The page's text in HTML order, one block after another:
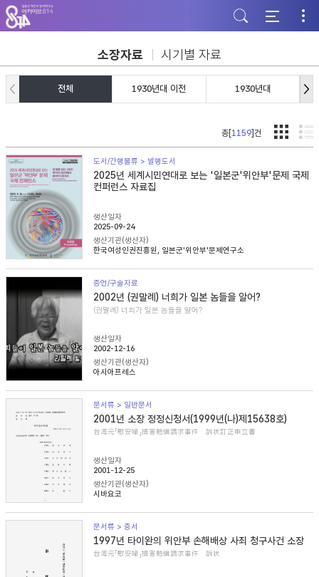
주
메
뉴
가
기
본
문
바
기
하
단
바
기
소장자료 시기별 자료
전체 1930년대 이전 1930년대
총[1159]건
도서/간행물류 > 발행도서
2025년 세계시민연대로 보는 '일본군'위안부'문제 국제
컨퍼런스 자료집
생산일자
2025-09-24
생산기관(생산자)
한국여성인권진흥원, 일본군'위안부'문제연구소
증언/구술자료
2002년 (권말례) 너희가 일본 놈들을 알어?
(권말례) 너희가 일본 놈들을 알어?
생산일자
2002-12-16
생산기관(생산자)
아시아프레스
문서류 > 일반문서
2001년 소장 정정신청서(1999년(나)제15638호)
台湾元「慰安婦」損害賠償請求事件 訴状訂正申立書
생산일자
2001-12-25
생산기관(생산자)
시바요코
문서류 > 증서
1997년 타이완의 위안부 손해배상 사죄 청구사건 소장
台湾元「慰安婦」損害賠償請求事件 訴状